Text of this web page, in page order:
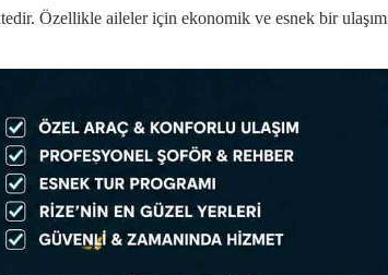
Özellikle aileler için ekonomik ve esnek bir ulaşım